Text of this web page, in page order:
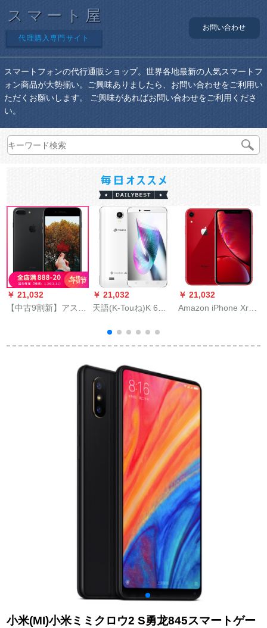
スマート屋
代理購入専門サイト
お問い合わせ
スマートフォンの代行通販ショップ。世界各地最新の人気スマートフ
ォン商品が大勢揃い。ご興味ありましたら、お問い合わせをご利用い
ただくお願いします。 ご興味があればお問い合わせをご利用くださ
い。
￥ 21,032
【中古9割新】アスマ
ム中古スモ12 G
￥ 21,032
天語(K-Touね)K 6イ
ホワイト
￥ 21,032
Amazon iPhone Xr
小米(MI)小米ミミクロウ2 S勇龙845スマートゲー